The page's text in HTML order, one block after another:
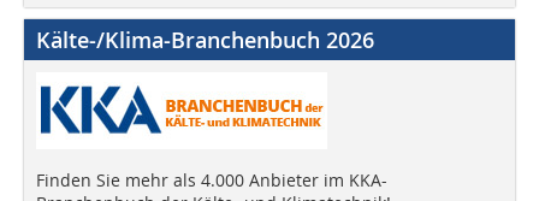
Kälte-/Klima-Branchenbuch 2026
Finden Sie mehr als 4.000 Anbieter im KKA-